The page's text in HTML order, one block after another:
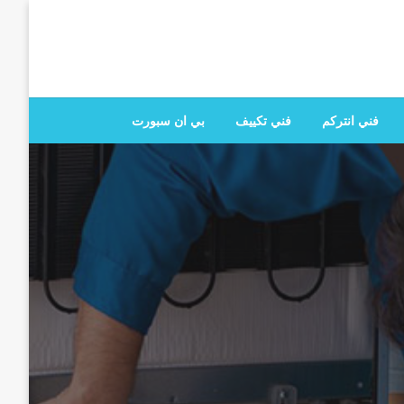
جميع الخدمات المنزلية في الكويت
فني انتركم فني تكييف بي ان سبورت